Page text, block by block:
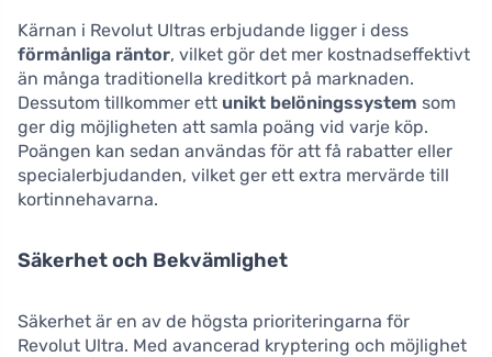
Kärnan i Revolut Ultras erbjudande ligger i dess
förmånliga räntor, vilket gör det mer kostnadseffektivt
än många traditionella kreditkort på marknaden.
Dessutom tillkommer ett unikt belöningssystem som
ger dig möjligheten att samla poäng vid varje köp.
Poängen kan sedan användas för att få rabatter eller
specialerbjudanden, vilket ger ett extra mervärde till
kortinnehavarna.
Säkerhet och Bekvämlighet
Säkerhet är en av de högsta prioriteringarna för
Revolut Ultra. Med avancerad kryptering och möjlighet